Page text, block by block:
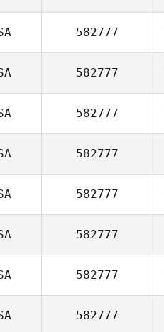
582777
582777
582777
582777
582777
582777
582777
582777